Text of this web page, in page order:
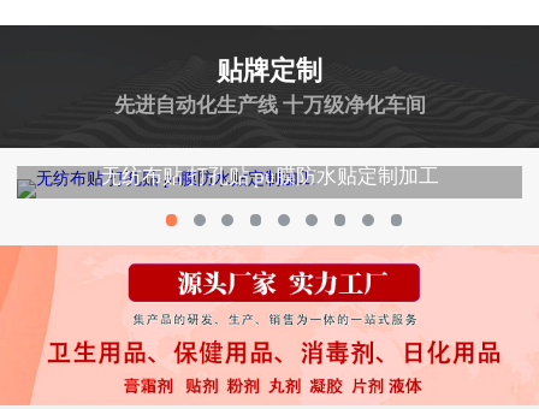
贴牌定制
先进自动化生产线 十万级净化车间
无纺布贴 打孔贴 pu膜防水贴定制加工